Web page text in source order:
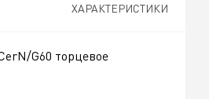
ХАРАКТЕРИСТИКИ
G60 торцевое